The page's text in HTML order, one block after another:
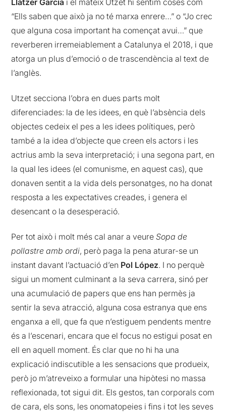
“Ells saben que això ja no té marxa enrere…” o “Jo crec
que alguna cosa important ha començat avui…” que
reverberen irremeiablement a Catalunya el 2018, i que
atorga un plus d’emoció o de trascendència al text de
l’anglès.
Utzet secciona l’obra en dues parts molt
diferenciades: la de les idees, en què l’absència dels
objectes cedeix el pes a les idees polítiques, però
també a la idea d’objecte que creen els actors i les
actrius amb la seva interpretació; i una segona part, en
la qual les idees (el comunisme, en aquest cas), que
donaven sentit a la vida dels personatges, no ha donat
resposta a les expectatives creades, i genera el
desencant o la desesperació.
Per tot això i molt més cal anar a veureSopa de
pollastre amb ordi, però paga la pena aturar-se un
instant davant l’actuació d’en Pol López. I no perquè
sigui un moment culminant a la seva carrera, sinó per
una acumulació de papers que ens han permès ja
sentir la seva atracció, alguna cosa estranya que ens
enganxa a ell, que fa que n’estiguem pendents mentre
és a l’escenari, encara que el focus no estigui posat en
ell en aquell moment. És clar que no hi ha una
explicació indiscutible a les sensacions que produeix,
però jo m’atreveixo a formular una hipòtesi no massa
reflexionada, tot sigui dit. Els gestos, tan corporals com
de cara, els sons, les onomatopeies i fins i tot les seves